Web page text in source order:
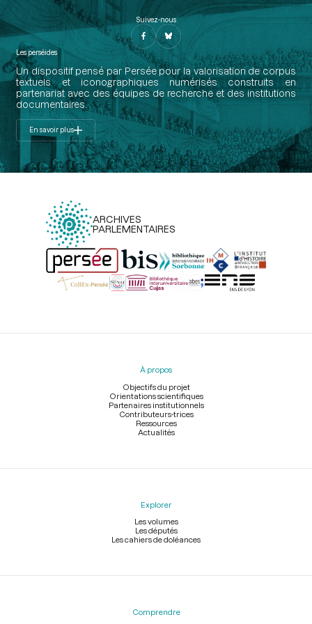
Suivez-nous
Les perséides
Un dispositif pensé par Persée pour la valorisation de corpus
textuels et iconographiques numérisés construits en
partenariat avec des équipes de recherche et des institutions
documentaires.
En savoir plus
ARCHIVES
PARLEMENTAIRES
Menu
À propos
Objectifs du projet
Orientations scientifiques
Partenaires institutionnels
Contributeurs-trices
Ressources
Actualités
Explorer
Les volumes
Les députés
Les cahiers de doléances
Comprendre